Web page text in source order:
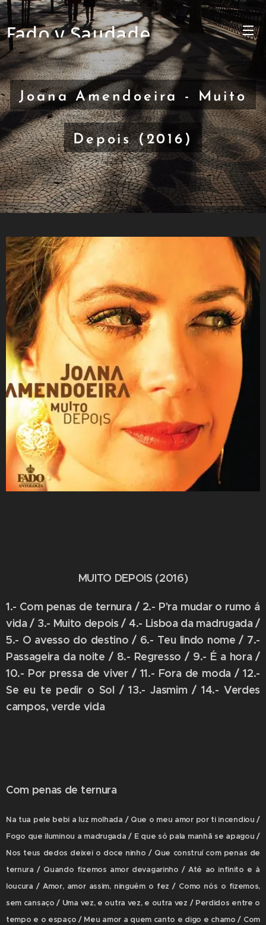
Fado y Saudade
Joana Amendoeira - Muito
Depois (2016)
MUITO DEPOIS (2016)
1.- Com penas de ternura / 2.- P'ra mudar o rumo á
vida / 3.- Muito depois / 4.- Lisboa da madrugada /
5.- O avesso do destino / 6.- Teu lindo nome / 7.-
Passageira da noite / 8.- Regresso / 9.- É a hora /
10.- Por pressa de viver / 11.- Fora de moda / 12.-
Se eu te pedir o Sol / 13.- Jasmim / 14.- Verdes
campos, verde vida
Com penas de ternura
Na tua pele bebi a luz molhada / Que o meu amor por ti incendiou /
Fogo que iluminou a madrugada / E que só pala manhã se apagou /
Nos teus dedos deixei o doce ninho / Que construí com penas de
ternura / Quando fizemos amor devagarinho / Até ao infinito e à
loucura / Amor, amor assim, ninguém o fez / Como nós o fizemos,
sem cansaço / Uma vez, e outra vez, e outra vez / Perdidos entre o
tempo e o espaço / Meu amor a quem canto e digo e chamo / Com